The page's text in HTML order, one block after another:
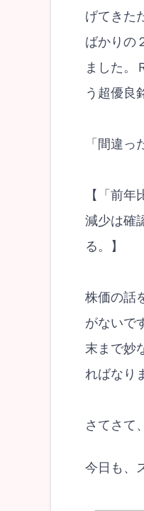
げてきた
ばかりの
ました。
う超優良
「間違
【「前
減少は確
る。】
株価の話
がないで
末まで妙
ればなり
さてさて
今日も、